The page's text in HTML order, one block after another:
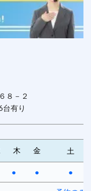
８－２
有り
木 金 土
● ● ●